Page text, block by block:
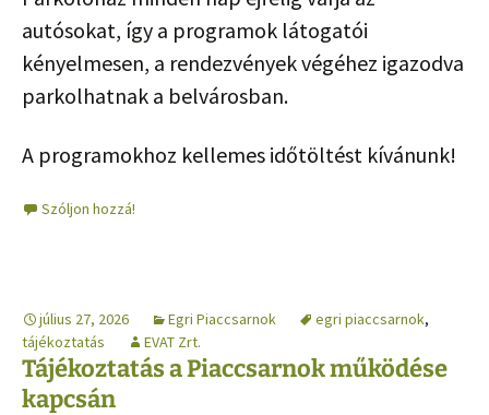
autósokat, így a programok látogatói
kényelmesen, a rendezvények végéhez igazodva
parkolhatnak a belvárosban.
A programokhoz kellemes időtöltést kívánunk!
Szóljon hozzá!
Tájékoztatás a Piaccsarnok működése
kapcsán
július 27, 2026 Egri Piaccsarnok egri piaccsarnok,
tájékoztatás
EVAT Zrt.